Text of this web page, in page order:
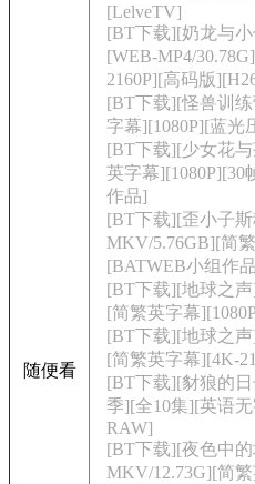
随便看
[LelveTV]
[BT下载][奶龙与
[WEB-MP4/
2160P][高码版
[BT下载][怪兽训
字幕][1080P][蓝光
[BT下载][少女花
英字幕][1080P][30
作品]
[BT下载][歪小子
MKV/5.76GB][简
[BATWEB小组作
[BT下载][地球之
[简繁英字幕
[BT下载][地球之
[简繁英字幕][4K-
[BT下载][豺狼的日
季][全10集][英语
RAW]
[BT下载][夜色中
MKV/12.73G][简